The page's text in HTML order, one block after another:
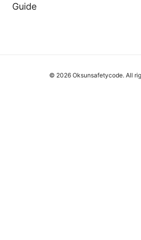
Guide
© 2026 Oksunsafetycode. All